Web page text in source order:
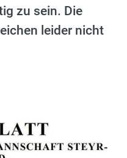
zu sein. Die
leider nicht